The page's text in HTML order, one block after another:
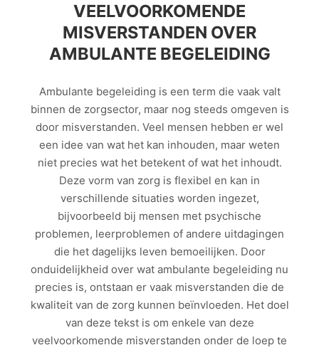
VEELVOORKOMENDE
MISVERSTANDEN OVER
AMBULANTE BEGELEIDING
Ambulante begeleiding is een term die vaak valt
binnen de zorgsector, maar nog steeds omgeven is
door misverstanden. Veel mensen hebben er wel
een idee van wat het kan inhouden, maar weten
niet precies wat het betekent of wat het inhoudt.
Deze vorm van zorg is flexibel en kan in
verschillende situaties worden ingezet,
bijvoorbeeld bij mensen met psychische
problemen, leerproblemen of andere uitdagingen
die het dagelijks leven bemoeilijken. Door
onduidelijkheid over wat ambulante begeleiding nu
precies is, ontstaan er vaak misverstanden die de
kwaliteit van de zorg kunnen beïnvloeden. Het doel
van deze tekst is om enkele van deze
veelvoorkomende misverstanden onder de loep te